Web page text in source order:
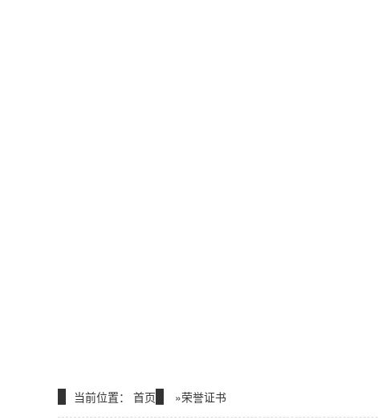
当前位置： 首页 »荣誉证书